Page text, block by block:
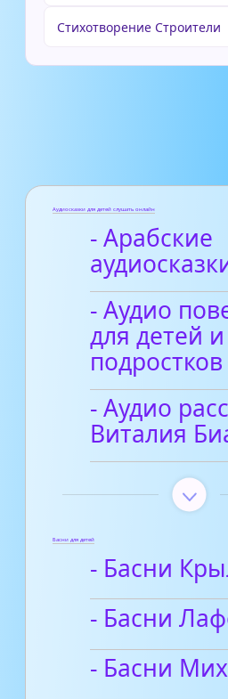
Стихотворение Строители
Аудиосказки для детей слушать онлайн
- Арабские
- Аудио
для детей и
подростков
- Аудио
Виталия
Басни для детей
- Басни
- Басни
- Басни